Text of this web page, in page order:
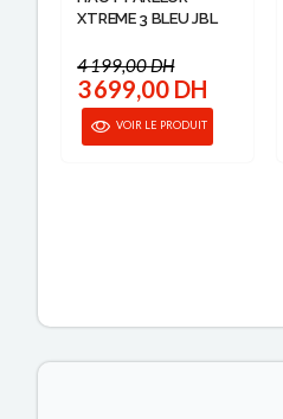
XTREME 3 BLEU JBL
4 199,00 DH
3 699,00 DH
VOIR LE PRODUIT